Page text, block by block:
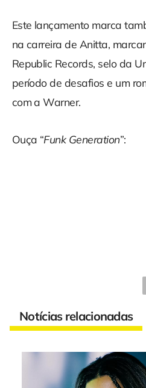
Este lançamento marca
na carreira de Anitta,
Republic Records, selo da
período de desafios e um
com a Warner.
Ouça “Funk Generation”:
Notícias relacionadas